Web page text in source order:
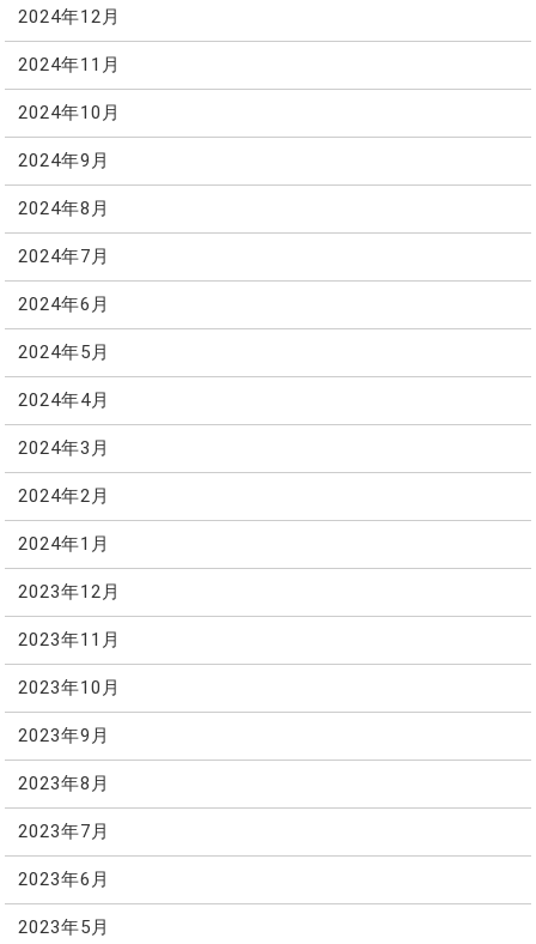
2024年12月
2024年11月
2024年10月
2024年9月
2024年8月
2024年7月
2024年6月
2024年5月
2024年4月
2024年3月
2024年2月
2024年1月
2023年12月
2023年11月
2023年10月
2023年9月
2023年8月
2023年7月
2023年6月
2023年5月